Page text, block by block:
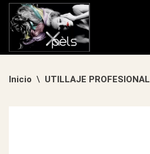
Saltar
Inicio \ UTILLAJE PROFESIONAL